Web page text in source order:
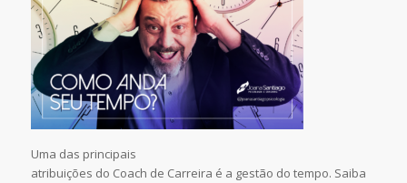
Uma das principais
atribuições do Coach de Carreira é a gestão do tempo. Saiba